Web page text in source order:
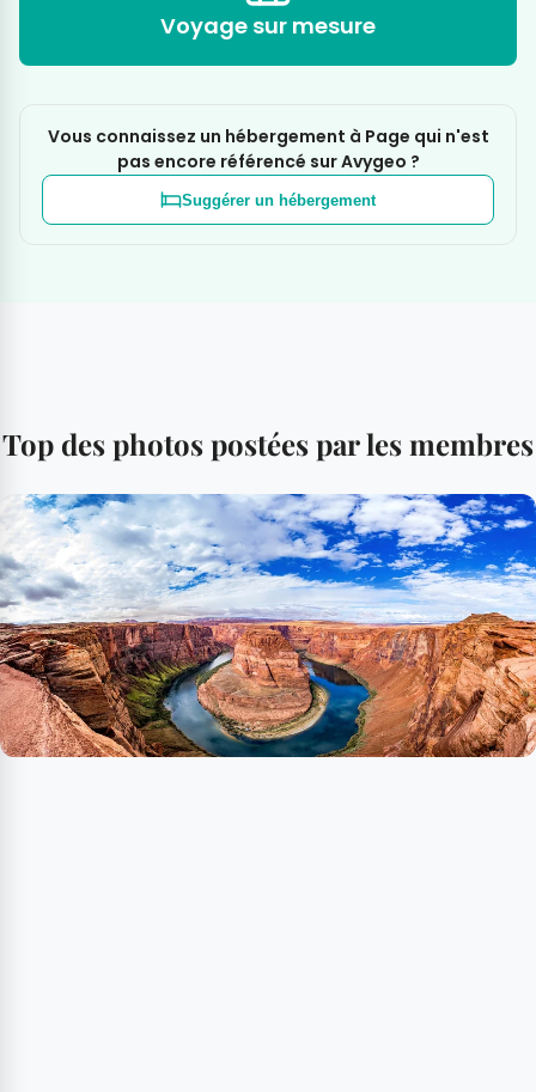
Voyage sur mesure
Vous connaissez un hébergement à Page qui n'est
pas encore référencé sur Avygeo ?
Suggérer un hébergement
Top des photos postées par les membres